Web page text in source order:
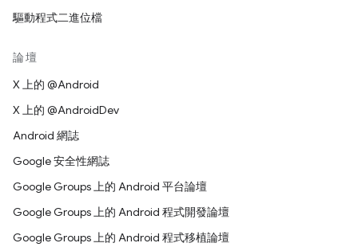
驅動程式二進位檔
論壇
X 上的 @Android
X 上的 @AndroidDev
Android 網誌
Google 安全性網誌
Google Groups 上的 Android 平台論壇
Google Groups 上的 Android 程式開發論壇
Google Groups 上的 Android 程式移植論壇